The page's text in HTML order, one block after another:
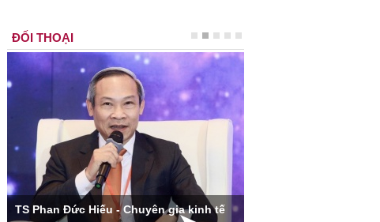
ĐỐI THOẠI
TS Phan Đức Hiếu - Chuyên gia kinh tế